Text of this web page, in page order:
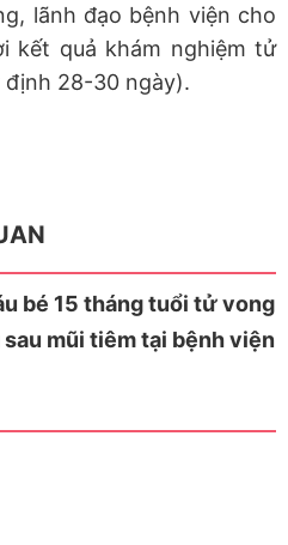
lãnh đạo bệnh viện cho
kết quả khám nghiệm tử
28-30 ngày).
bé 15 tháng tuổi tử vong
mũi tiêm tại bệnh viện